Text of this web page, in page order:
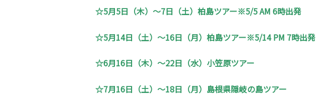
☆5月5日（木）～7日（土）柏島ツアー※5/5 AM 6時出発
☆5月14日（土）～16日（月）柏島ツアー※5/14 PM 7時出発
☆6月16日（木）～22日（水）小笠原ツアー
☆7月16日（土）～18日（月）島根県隠岐の島ツアー